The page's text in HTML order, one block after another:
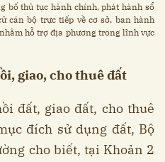
bố thủ tục hành chính, phát hành sổ
cán bộ trực tiếp về cơ sở, ban hành
hỗ trợ địa phương trong lĩnh vực
giao, cho thuê đất
đất, giao đất, cho thuê
đích sử dụng đất, Bộ
cho biết, tại Khoản 2